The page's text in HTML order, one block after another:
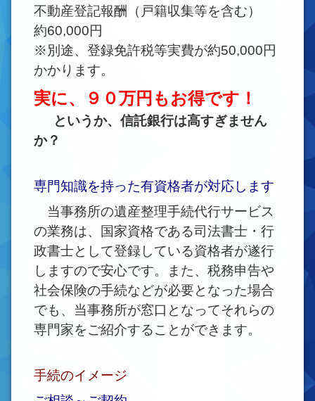
不動産登記報酬（戸籍収集等を含む）
約60,000円
※別途、登録免許税等実費が約50,000円
かかります。
実に、９０万円もお得です！
というか、信託銀行は高すぎません
か？
専門知識を持った有資格者が対応します
当事務所の遺産整理手続代行サービス
の業務は、国家資格である司法書士・行
政書士として登録している資格者が遂行
しますので安心です。また、税務申告や
社会保険の手続などが必要となった場合
でも、当事務所が窓口となってそれらの
専門家をご紹介することができます。
手続のイメージ